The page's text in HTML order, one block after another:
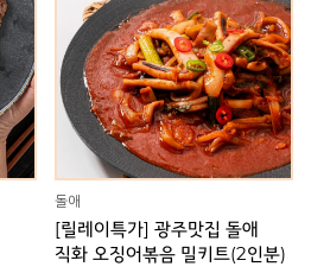
돌애
[릴레이특가] 광주맛집 돌애
직화 오징어볶음 밀키트(2인분)